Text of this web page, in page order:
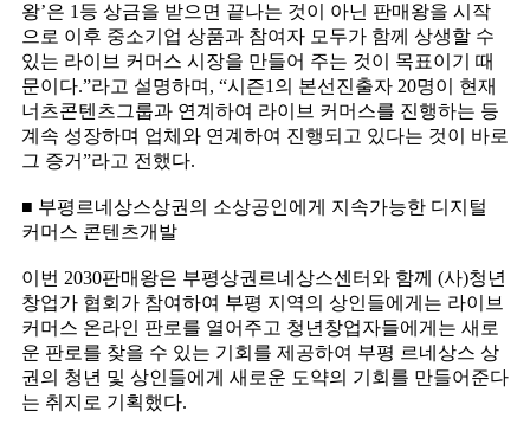
왕’은 1등 상금을 받으면 끝나는 것이 아닌 판매왕을 시작
으로 이후 중소기업 상품과 참여자 모두가 함께 상생할 수
있는 라이브 커머스 시장을 만들어 주는 것이 목표이기 때
문이다.”라고 설명하며, “시즌1의 본선진출자 20명이 현재
너츠콘텐츠그룹과 연계하여 라이브 커머스를 진행하는 등
계속 성장하며 업체와 연계하여 진행되고 있다는 것이 바로
그 증거”라고 전했다.
■ 부평르네상스상권의 소상공인에게 지속가능한 디지털
커머스 콘텐츠개발
이번 2030판매왕은 부평상권르네상스센터와 함께 (사)청년
창업가 협회가 참여하여 부평 지역의 상인들에게는 라이브
커머스 온라인 판로를 열어주고 청년창업자들에게는 새로
운 판로를 찾을 수 있는 기회를 제공하여 부평 르네상스 상
권의 청년 및 상인들에게 새로운 도약의 기회를 만들어준다
는 취지로 기획했다.